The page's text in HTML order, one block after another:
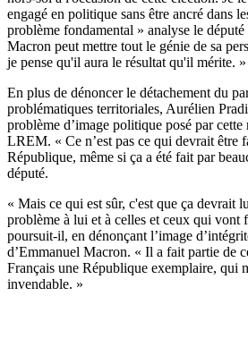
engagé en politique sans être ancré dans
problème fondamental » analyse le
Macron peut mettre tout le génie de sa
je pense qu'il aura le résultat qu'il mérite. »
En plus de dénoncer le détachement du
problématiques territoriales, Aurélien
problème d’image politique posé par
LREM. « Ce n’est pas ce qui devrait être
République, même si ça a été fait par
député.
« Mais ce qui est sûr, c'est que ça devrait
problème à lui et à celles et ceux qui vont
poursuit-il, en dénonçant l’image
d’Emmanuel Macron. « Il a fait partie de
Français une République exemplaire, qui
invendable. »